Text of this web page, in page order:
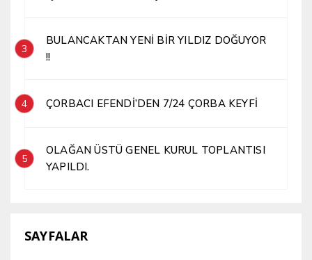
3
BULANCAKTAN YENİ BİR YILDIZ DOĞUYOR
!!
4 ÇORBACI EFENDİ’DEN 7/24 ÇORBA KEYFİ
5
OLAĞAN ÜSTÜ GENEL KURUL TOPLANTISI
YAPILDI.
SAYFALAR